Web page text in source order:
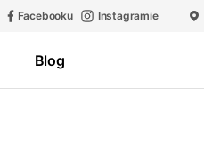
Facebooku Instagramie
Blog